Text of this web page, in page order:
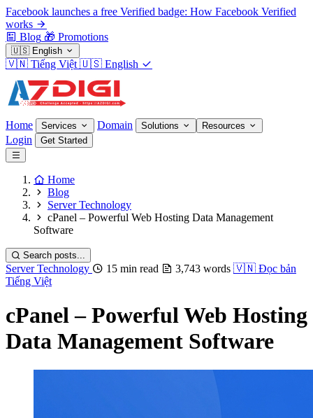
Facebook launches a free Verified badge: How Facebook Verified
works
Blog 🎁 Promotions
🇺🇸 English
🇻🇳 Tiếng Việt 🇺🇸 English
Home Services Domain Solutions Resources
Login Get Started
Home
Blog
Server Technology
cPanel – Powerful Web Hosting Data Management
Software
Search posts...
Server Technology 15 min read 3,743 words 🇻🇳 Đọc bản
Tiếng Việt
cPanel – Powerful Web Hosting
Data Management Software